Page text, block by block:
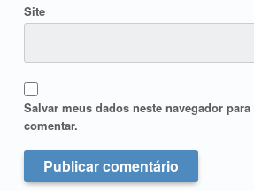
Site
Salvar meus dados neste navegador
comentar.